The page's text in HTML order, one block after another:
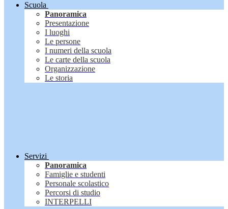
Scuola
Panoramica
Presentazione
I luoghi
Le persone
I numeri della scuola
Le carte della scuola
Organizzazione
Le storia
Servizi
Panoramica
Famiglie e studenti
Personale scolastico
Percorsi di studio
INTERPELLI